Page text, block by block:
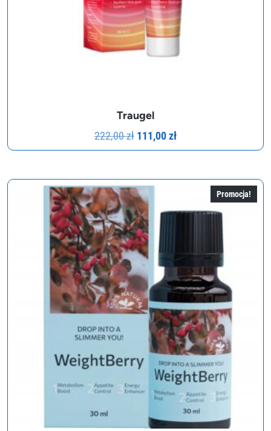
Traugel
222,00zł Pierwotna
cena
222,00 zł.
111,00złAktualna
cena
111,00 zł.
Promocja!